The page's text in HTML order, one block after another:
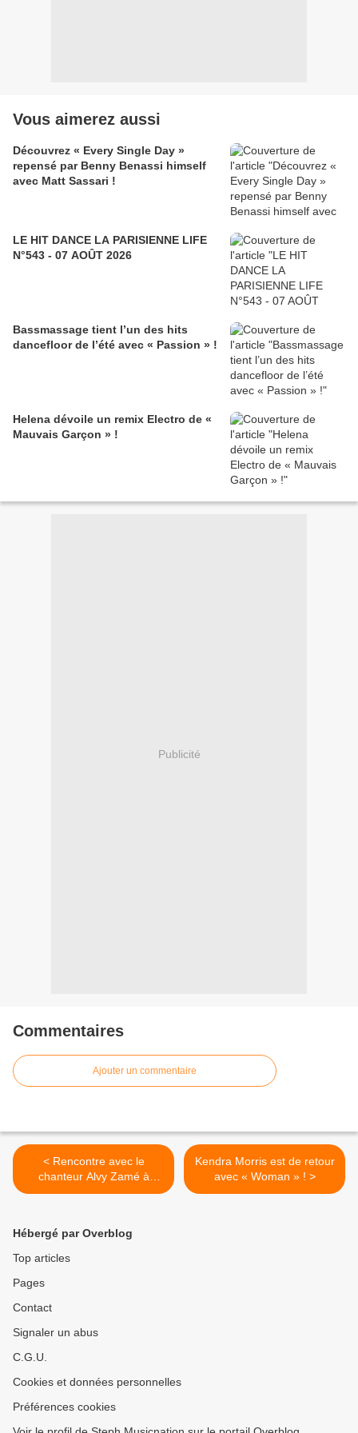
Vous aimerez aussi
Découvrez « Every Single Day »
repensé par Benny Benassi himself
avec Matt Sassari !
LE HIT DANCE LA PARISIENNE LIFE
N°543 - 07 AOÛT 2026
Bassmassage tient l’un des hits
dancefloor de l’été avec « Passion » !
Helena dévoile un remix Electro de «
Mauvais Garçon » !
Publicité
Commentaires
Ajouter un commentaire
< Rencontre avec le
chanteur Alvy Zamé à
l’occasion de la sortie de
Kendra Morris est de retour
avec « Woman » ! >
Hébergé par Overblog
Top articles
Pages
Contact
Signaler un abus
C.G.U.
Cookies et données personnelles
Préférences cookies